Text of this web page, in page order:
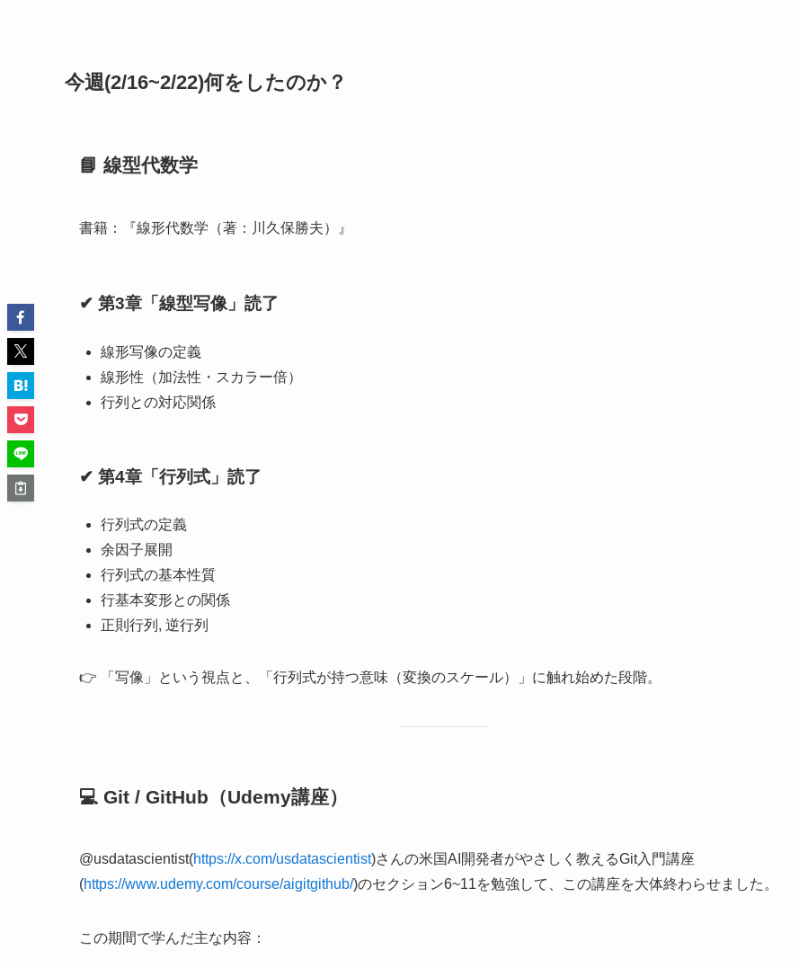
今週(2/16~2/22)何をしたのか？
📘 線型代数学
書籍：『線形代数学（著：川久保勝夫）』
✔ 第3章「線型写像」読了
線形写像の定義
線形性（加法性・スカラー倍）
行列との対応関係
✔ 第4章「行列式」読了
行列式の定義
余因子展開
行列式の基本性質
行基本変形との関係
正則行列, 逆行列
👉 「写像」という視点と、「行列式が持つ意味（変換のスケール）」に触れ始めた段階。
💻 Git / GitHub（Udemy講座）
@usdatascientist(https://x.com/usdatascientist)さんの米国AI開発者がやさしく教えるGit入門講座
(https://www.udemy.com/course/aigitgithub/)のセクション6~11を勉強して、この講座を大体終わらせました。
この期間で学んだ主な内容：